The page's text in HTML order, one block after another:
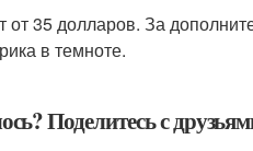
от 35 долларов. За
в темноте.
Поделитесь с